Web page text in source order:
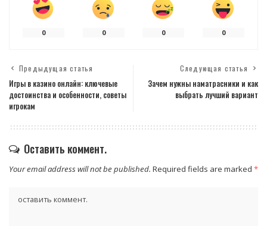
0 0 0 0
Предыдущая статья
Игры в казино онлайн: ключевые
достоинства и особенности, советы
игрокам
Следующая статья
Зачем нужны наматрасники и как
выбрать лучший вариант
Оставить коммент.
Your email address will not be published. Required fields are marked *